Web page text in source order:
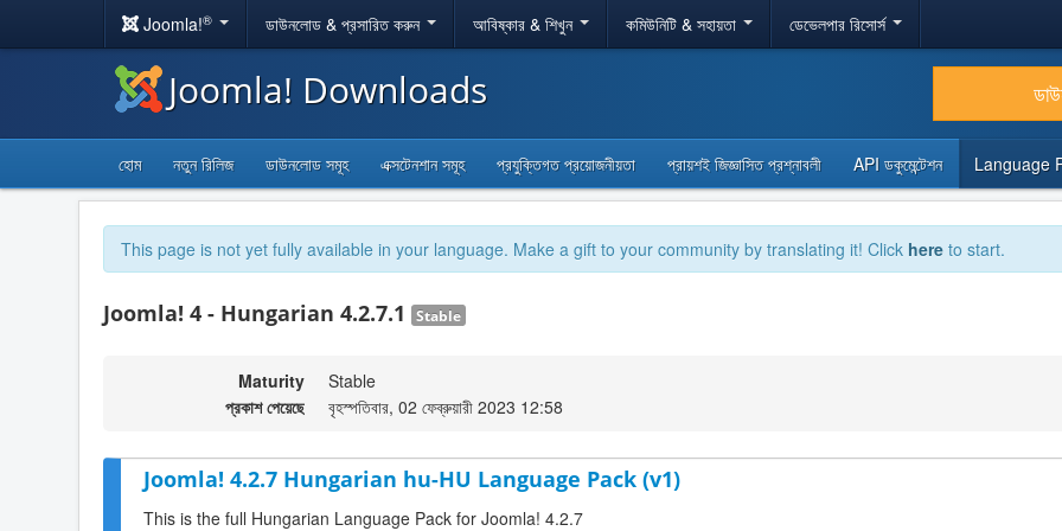
Joomla!® ডাউনলোড & প্রসারিত করুন আবিষ্কার & শিখুন কমিউনিটি & সহায়তা ডেভেলপার রিসোর্স
Joomla! Downloads
হোম নতুন রিলিজ ডাউনলোড সমূহ এক্সটেনশান সমূহ প্রযুক্তিগত প্রয়োজনীয়তা প্রায়শই জিজ্ঞাসিত প্রশ্নাবলী API ডকুমেন্টেশন Language
This page is not yet fully available in your language. Make a gift to your community by translating it! Click here to start.
Joomla! 4 - Hungarian 4.2.7.1 Stable
Maturity
Stable
প্রকাশ পেয়েছে
বৃহস্পতিবার, 02 ফেব্রুয়ারী 2023 12:58
Joomla! 4.2.7 Hungarian hu-HU Language Pack (v1)
This is the full Hungarian Language Pack for Joomla! 4.2.7